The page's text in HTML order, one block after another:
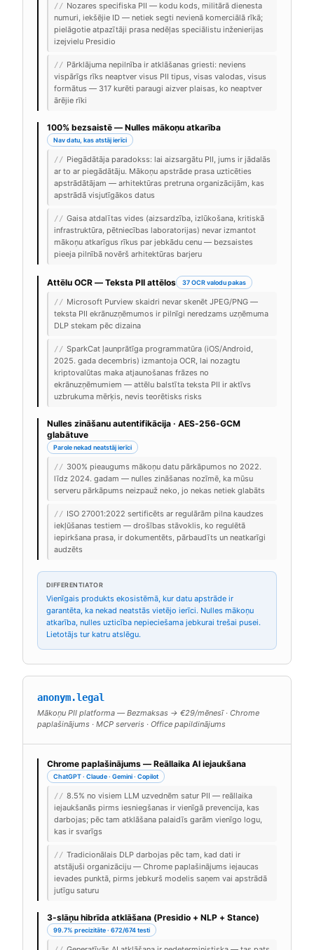
// Nozares specifiska PII — kodu kods, militārā dienesta
numuri, iekšējie ID — netiek segti nevienā komerciālā rīkā;
pielāgotie atpazītāji prasa nedēļas speciālistu inženierijas
izejvielu Presidio
// Pārklājuma nepilnība ir atklāšanas griesti: neviens
vispārīgs rīks neaptver visus PII tipus, visas valodas, visus
formātus — 317 kurēti paraugi aizver plaisas, ko neaptver
ārējie rīki
100% bezsaistē — Nulles mākoņu atkarība
Nav datu, kas atstāj ierīci
// Piegādātāja paradokss: lai aizsargātu PII, jums ir jādalās
ar to ar piegādātāju. Mākoņu apstrāde prasa uzticēties
apstrādātājam — arhitektūras pretruna organizācijām, kas
apstrādā visjutīgākos datus
// Gaisa atdalītas vides (aizsardzība, izlūkošana, kritiskā
infrastruktūra, pētniecības laboratorijas) nevar izmantot
mākoņu atkarīgus rīkus par jebkādu cenu — bezsaistes
pieeja pilnībā novērš arhitektūras barjeru
Attēlu OCR — Teksta PII attēlos 37 OCR valodu pakas
// Microsoft Purview skaidri nevar skenēt JPEG/PNG —
teksta PII ekrānuzņēmumos ir pilnīgi neredzams uzņēmuma
DLP stekam pēc dizaina
// SparkCat ļaunprātīga programmatūra (iOS/Android,
2025. gada decembris) izmantoja OCR, lai nozagtu
kriptovalūtas maka atjaunošanas frāzes no
ekrānuzņēmumiem — attēlu balstīta teksta PII ir aktīvs
uzbrukuma mērķis, nevis teorētisks risks
Nulles zināšanu autentifikācija · AES-256-GCM
glabātuve
Parole nekad neatstāj ierīci
// 300% pieaugums mākoņu datu pārkāpumos no 2022.
līdz 2024. gadam — nulles zināšanas nozīmē, ka mūsu
serveru pārkāpums neizpauž neko, jo nekas netiek glabāts
// ISO 27001:2022 sertificēts ar regulārām pilna kaudzes
iekļūšanas testiem — drošības stāvoklis, ko regulētā
iepirkšana prasa, ir dokumentēts, pārbaudīts un neatkarīgi
audzēts
DIFFERENTIATOR
Vienīgais produkts ekosistēmā, kur datu apstrāde ir
garantēta, ka nekad neatstās vietējo ierīci. Nulles mākoņu
atkarība, nulles uzticība nepieciešama jebkurai trešai pusei.
Lietotājs tur katru atslēgu.
anonym.legal
Mākoņu PII platforma — Bezmaksas → €29/mēnesī · Chrome
paplašinājums · MCP serveris · Office papildinājums
Chrome paplašinājums — Reāllaika AI iejaukšana
ChatGPT · Claude · Gemini · Copilot
// 8.5% no visiem LLM uzvednēm satur PII — reāllaika
iejaukšanās pirms iesniegšanas ir vienīgā prevencija, kas
darbojas; pēc tam atklāšana palaidīs garām vienīgo logu,
kas ir svarīgs
// Tradicionālais DLP darbojas pēc tam, kad dati ir
atstājuši organizāciju — Chrome paplašinājums iejaucas
ievades punktā, pirms jebkurš modelis saņem vai apstrādā
jutīgu saturu
3-slāņu hibrīda atklāšana (Presidio + NLP + Stance)
99.7% precizitāte · 672/674 testi